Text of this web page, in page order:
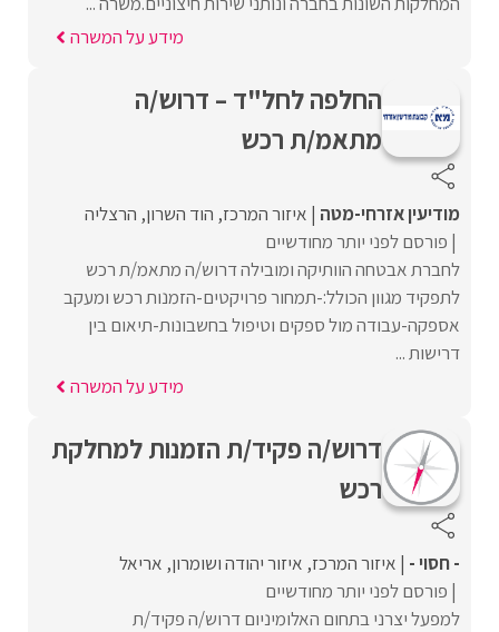
מידע על המשרה
החלפה לחל"ד – דרוש/ה
מתאמ/ת רכש
מודיעין אזרחי-מטה איזור המרכז הוד השרון הרצליה
פורסם לפני יותר מחודשיים
לחברת אבטחה הוותיקה ומובילה דרוש/ה מתאמ/ת רכש
לתפקיד מגוון הכולל:-תמחור פרויקטים-הזמנות רכש ומעקב
אספקה-עבודה מול ספקים וטיפול בחשבונות-תיאום בין
דרישות ...
מידע על המשרה
דרוש/ה פקיד/ת הזמנות למחלקת
רכש
- חסוי - איזור המרכז איזור יהודה ושומרון אריאל
פורסם לפני יותר מחודשיים
למפעל יצרני בתחום האלומיניום דרוש/ה פקיד/ת